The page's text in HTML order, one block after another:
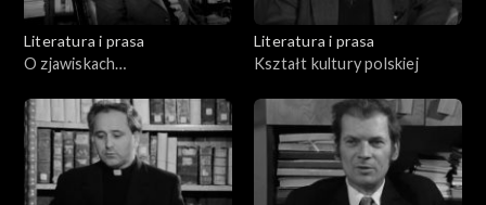
Literatura i prasa
O zjawiskach
Literatura i prasa
Kształt kultury polskiej